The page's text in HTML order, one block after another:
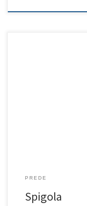
PREDE
Spigola